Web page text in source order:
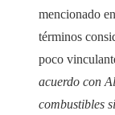
mencionado
términos
poco
acuerdo con
combustibles